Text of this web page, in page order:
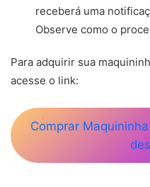
receberá uma
Observe como o
Para adquirir sua
acesse o link:
Comprar